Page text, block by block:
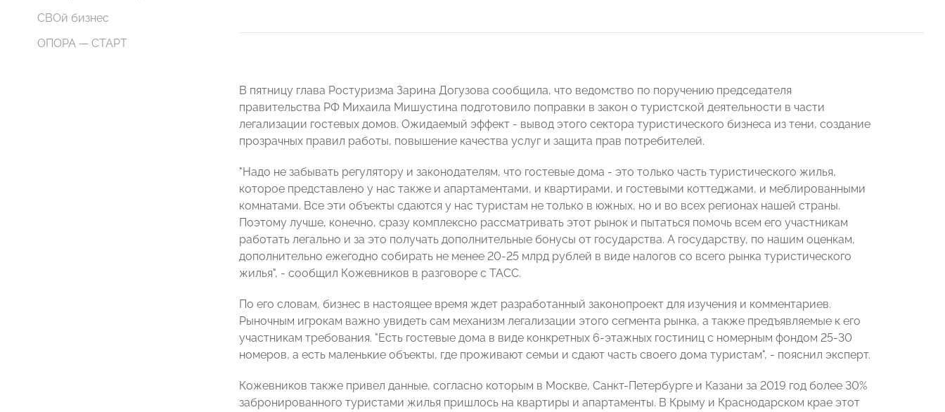
СВОй бизнес
ОПОРА — СТАРТ
В пятницу глава Ростуризма Зарина Догузова сообщила, что ведомство по поручению председателя
правительства РФ Михаила Мишустина подготовило поправки в закон о туристской деятельности в части
легализации гостевых домов. Ожидаемый эффект - вывод этого сектора туристического бизнеса из тени, создание
прозрачных правил работы, повышение качества услуг и защита прав потребителей.
"Надо не забывать регулятору и законодателям, что гостевые дома - это только часть туристического жилья,
которое представлено у нас также и апартаментами, и квартирами, и гостевыми коттеджами, и меблированными
комнатами. Все эти объекты сдаются у нас туристам не только в южных, но и во всех регионах нашей страны.
Поэтому лучше, конечно, сразу комплексно рассматривать этот рынок и пытаться помочь всем его участникам
работать легально и за это получать дополнительные бонусы от государства. А государству, по нашим оценкам,
дополнительно ежегодно собирать не менее 20-25 млрд рублей в виде налогов со всего рынка туристического
жилья", - сообщил Кожевников в разговоре с ТАСС.
По его словам, бизнес в настоящее время ждет разработанный законопроект для изучения и комментариев.
Рыночным игрокам важно увидеть сам механизм легализации этого сегмента рынка, а также предъявляемые к его
участникам требования. "Есть гостевые дома в виде конкретных 6-этажных гостиниц с номерным фондом 25-30
номеров, а есть маленькие объекты, где проживают семьи и сдают часть своего дома туристам", - пояснил эксперт.
Кожевников также привел данные, согласно которым в Москве, Санкт-Петербурге и Казани за 2019 год более 30%
забронированного туристами жилья пришлось на квартиры и апартаменты. В Крыму и Краснодарском крае этот